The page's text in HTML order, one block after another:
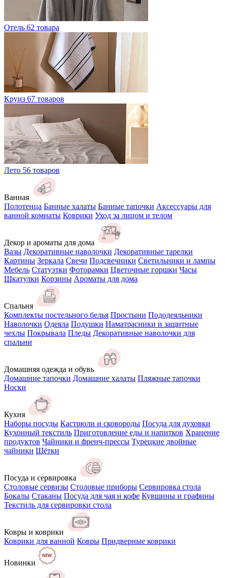
Отель 62 товара
Круиз 67 товаров
Лето 56 товаров
Ванная
Полотенца Банные халаты Банные тапочки Аксессуары для
ванной комнаты Коврики Уход за лицом и телом
Декор и ароматы для дома
Вазы Декоративные наволочки Декоративные тарелки
Картины Зеркала Свечи Подсвечники Светильники и лампы
Мебель Статуэтки Фоторамки Цветочные горшки Часы
Шкатулки Корзины Ароматы для дома
Спальня
Комплекты постельного белья Простыни Пододеяльники
Наволочки Одеяла Подушки Наматрасники и защитные
чехлы Покрывала Пледы Декоративные наволочки для
спальни
Домашняя одежда и обувь
Домашние тапочки Домашние халаты Пляжные тапочки
Носки
Кухня
Наборы посуды Кастрюли и сковороды Посуда для духовки
Кухонный текстиль Приготовление еды и напитков Хранение
продуктов Чайники и френч-прессы Турецкие двойные
чайники Щётки
Посуда и сервировка
Столовые сервизы Столовые приборы Сервировка стола
Бокалы Стаканы Посуда для чая и кофе Кувшины и графины
Текстиль для сервировки стола
Ковры и коврики
Коврики для ванной Ковры Придверные коврики
Новинки